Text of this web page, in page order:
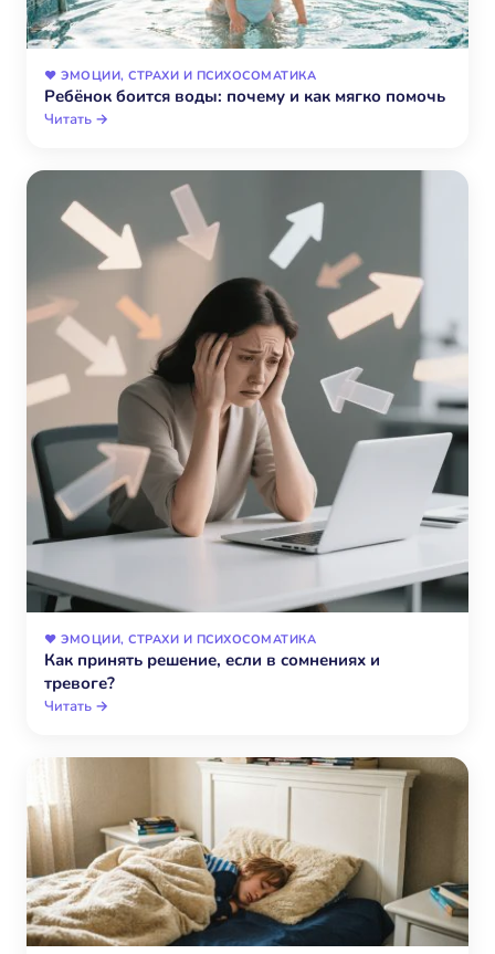
❤️ ЭМОЦИИ, СТРАХИ И ПСИХОСОМАТИКА
Ребёнок боится воды: почему и как мягко помочь
Читать →
❤️ ЭМОЦИИ, СТРАХИ И ПСИХОСОМАТИКА
Как принять решение, если в сомнениях и
тревоге?
Читать →